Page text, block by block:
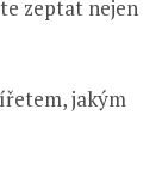
zeptat nejen
jakým